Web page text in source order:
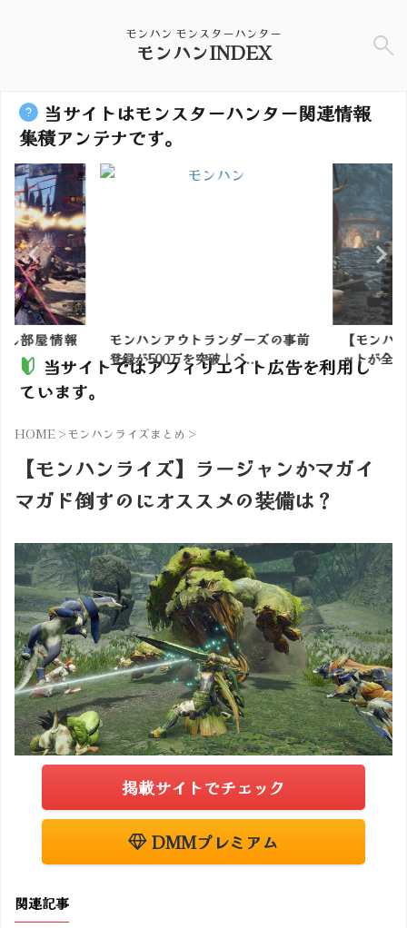
モンハン モンスターハンター
モンハンINDEX
当サイトはモンスターハンター関連情報
集積アンテナです。
部屋情報
モンハンアウトランダーズの事前
登録が500万を突破｜ベ...
【モンハ
ットが全
当サイトではアフィリエイト広告を利用し
ています。
HOME >モンハンライズまとめ >
【モンハンライズ】ラージャンかマガイ
マガド倒すのにオススメの装備は？
掲載サイトでチェック
DMMプレミアム
関連記事